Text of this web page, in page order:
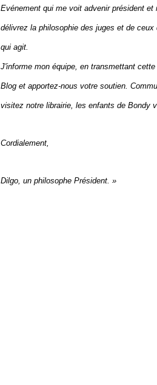
Evénement qui me voit advenir président
délivrez la philosophie des juges et de
qui agit.
J'informe mon équipe, en transmettant
Blog et apportez-nous votre soutien.
visitez notre librairie, les enfants de Bondy
Cordialement,
Dilgo, un philosophe Président. »